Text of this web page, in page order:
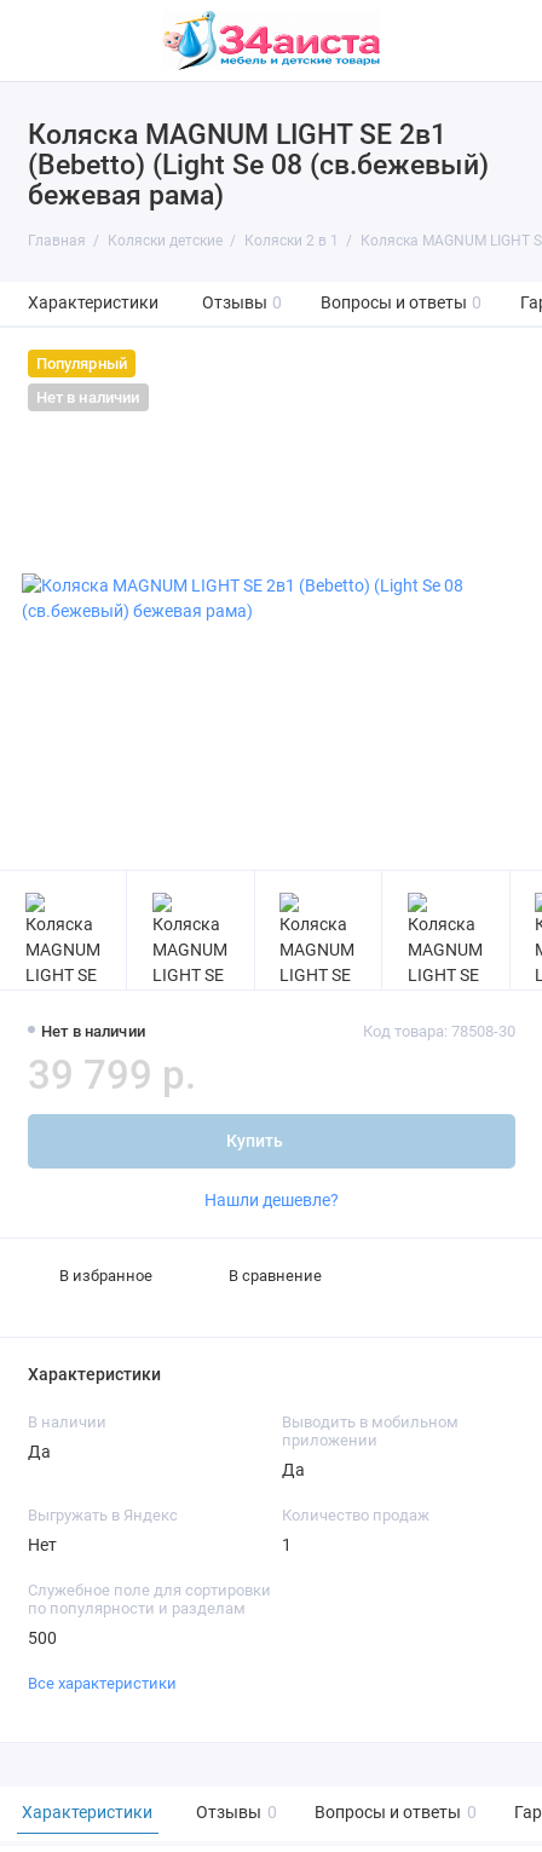
Коляска MAGNUM LIGHT SE 2в1
(Bebetto) (Light Se 08 (св.бежевый)
бежевая рама)
Главная Коляски детские Коляски 2 в 1 Коляска MAGNUM
Характеристики Отзывы 0 Вопросы и ответы 0
Популярный
Нет в наличии
Нет в наличии Код товара: 78508-30
39 799 р.
Купить
Нашли дешевле?
В избранное В сравнение
Характеристики
В наличии
Да
Выводить в мобильном
приложении
Да
Выгружать в Яндекс
Нет
Количество продаж
1
Служебное поле для сортировки
по популярности и разделам
500
Все характеристики
Характеристики Отзывы 0 Вопросы и ответы 0